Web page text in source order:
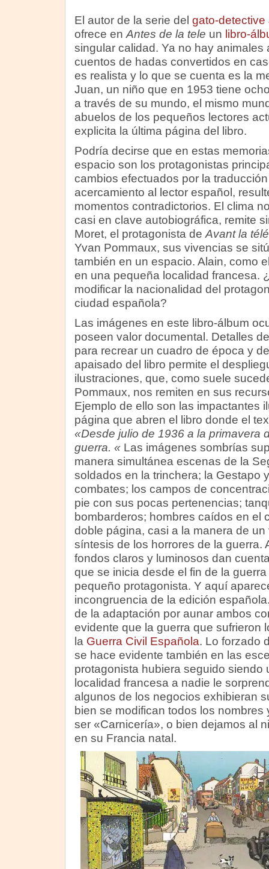
El autor de la serie del gato-detective
ofrece en Antes de la tele un libro-
singular calidad. Ya no hay animales
cuentos de hadas convertidos en
es realista y lo que se cuenta es la
Juan, un niño que en 1953 tiene
a través de su mundo, el mismo
abuelos de los pequeños lectores
explicita la última página del libro.
Podría decirse que en estas
espacio son los protagonistas
cambios efectuados por la
acercamiento al lector español,
momentos contradictorios. El clima
casi en clave autobiográfica, remite
Moret, el protagonista de Avant la
Yvan Pommaux, sus vivencias se
también en un espacio. Alain, como
en una pequeña localidad francesa.
modificar la nacionalidad del
ciudad española?
Las imágenes en este libro-álbum
poseen valor documental. Detalles
para recrear un cuadro de época y
apaisado del libro permite el
ilustraciones, que, como suele
Pommaux, nos remiten en sus
Ejemplo de ello son las impactantes
página que abren el libro donde el
«Desde julio de 1936 a la
guerra. «Las imágenes sombrías
manera simultánea escenas de la
soldados en la trinchera; la Gestapo
combates; los campos de
pie con sus pocas pertenencias;
bombarderos; hombres caídos en
doble página, casi a la manera de
síntesis de los horrores de la guerra.
fondos claros y luminosos dan
que se inicia desde el fin de la
pequeño protagonista. Y aquí
incongruencia de la edición
de la adaptación por aunar ambos
evidente que la guerra que sufrieron
la Guerra Civil Española. Lo forzado
se hace evidente también en las
protagonista hubiera seguido siendo
localidad francesa a nadie le
algunos de los negocios exhibieran
bien se modifican todos los
ser «Carnicería», o bien dejamos al
en su Francia natal.